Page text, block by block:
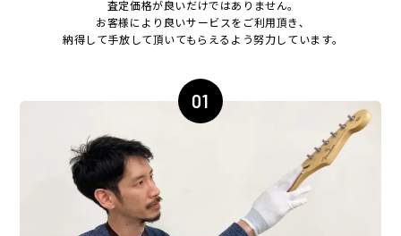
査定価格が良いだけではありません｡
お客様により良いサービスをご利用頂き､
納得して手放して頂いてもらえるよう努力しています｡
01